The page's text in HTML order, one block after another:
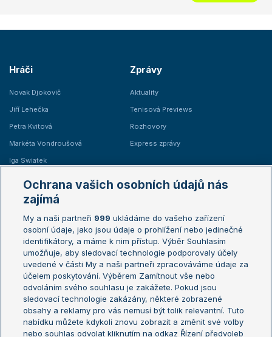
Hráči
Novak Djokovič
Jiří Lehečka
Petra Kvitová
Markéta Vondroušová
Iga Swiatek
Zprávy
Aktuality
Tenisová Previews
Rozhovory
Express zprávy
Žebříčky
Žebříček ATP (muži)
Žebříček WTA (ženy)
Sázkařský žebříček
Australian Open
French Open
Wimbledon
US Open
Turnaj mistrů
Turnaj mistryň
Aktualní trendy
Ochrana vašich osobních údajů nás
zajímá
My a naši partneři 999 ukládáme do vašeho zařízení
osobní údaje, jako jsou údaje o prohlížení nebo jedinečné
identifikátory, a máme k nim přístup. Výběr Souhlasím
umožňuje, aby sledovací technologie podporovaly účely
uvedené v části My a naši partneři zpracováváme údaje za
účelem poskytování. Výběrem Zamítnout vše nebo
odvoláním svého souhlasu je zakážete. Pokud jsou
sledovací technologie zakázány, některé zobrazené
obsahy a reklamy pro vás nemusí být tolik relevantní. Tuto
nabídku můžete kdykoli znovu zobrazit a změnit své volby
nebo souhlas odvolat kliknutím na odkaz Řízení předvoleb